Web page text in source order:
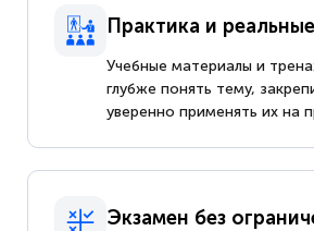
Практика и
Учебные материалы и
глубже понять тему,
уверенно применять их на
Экзамен без